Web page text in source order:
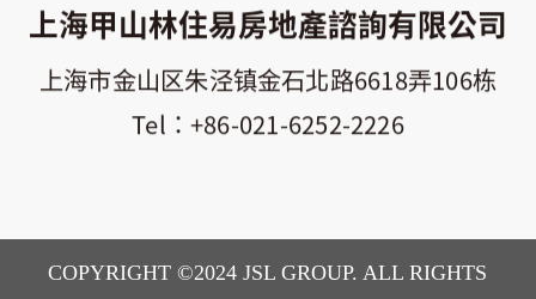
上海甲山林住易房地產諮詢有限公司
上海市金山区朱泾镇金石北路6618弄106栋
+86-021-6252-2226
COPYRIGHT ©2024 JSL GROUP. ALL RIGHTS